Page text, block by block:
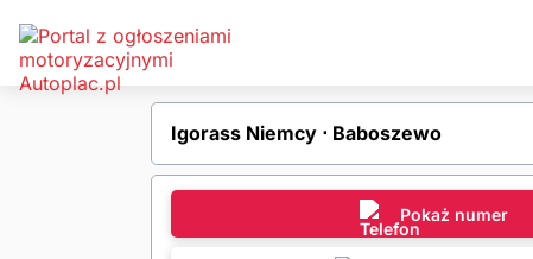
Igorass Niemcy ⋅ Baboszewo
Pokaż numer